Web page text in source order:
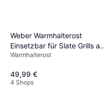
Weber Warmhalterost
Einsetzbar für Slate Grills ab
76 cm
Warmhalterost
49,99 €
4 Shops